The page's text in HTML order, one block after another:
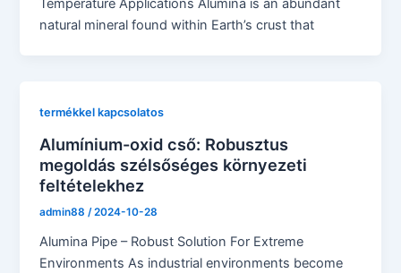
Temperature Applications Alumina is an abundant
natural mineral found within Earth’s crust that
termékkel kapcsolatos
Alumínium-oxid cső: Robusztus
megoldás szélsőséges környezeti
feltételekhez
admin88/2024-10-28
Alumina Pipe – Robust Solution For Extreme
Environments As industrial environments become